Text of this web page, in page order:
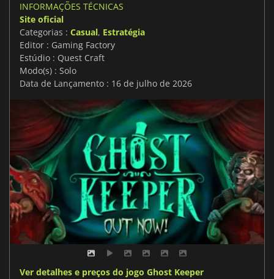
INFORMAÇÕES TÉCNICAS
Site oficial
Categorias : Casual, Estratégia
Editor : Gaming Factory
Estúdio : Quest Craft
Modo(s) : Solo
Data de Lançamento : 16 de julho de 2026
Ver detalhes e preços do jogo Ghost Keeper